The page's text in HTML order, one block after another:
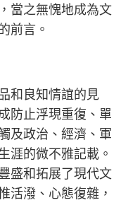
當之無愧地成為文
前言。
和良知情誼的見
防止浮現重復、單
及政治、經濟、軍
涯的微不雅記載。
盛和拓展了現代文
活潑、心態復雜，